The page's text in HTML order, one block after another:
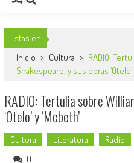
Estas en
Inicio > Cultura > RADIO:
Shakespeare, y sus obras ‘Otelo’
RADIO: Tertulia sobre
‘Otelo’ y ‘Mcbeth’
Cultura Literatura Radio
0